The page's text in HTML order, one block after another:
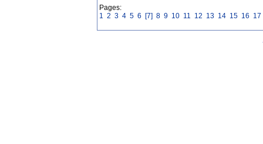
Pages:
1 2 3 4 5 6 [7] 8 9 10 11 12 13 14 15 16 17